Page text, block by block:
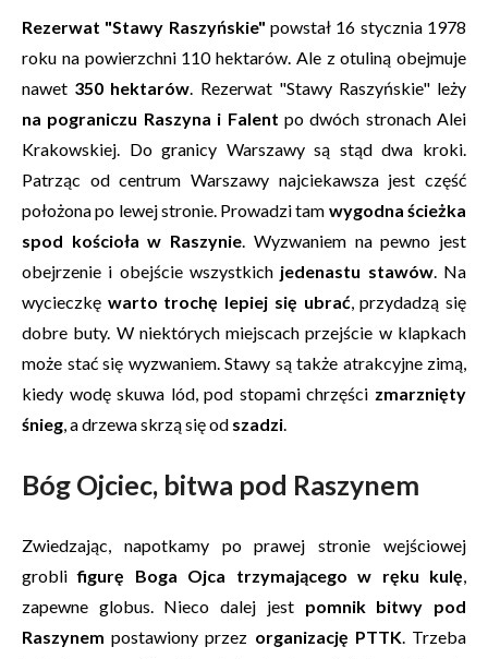
Rezerwat "Stawy Raszyńskie" powstał 16 stycznia 1978
roku na powierzchni 110 hektarów. Ale z otuliną obejmuje
nawet 350 hektarów. Rezerwat "Stawy Raszyńskie" leży
na pograniczu Raszyna i Falent po dwóch stronach Alei
Krakowskiej. Do granicy Warszawy są stąd dwa kroki.
Patrząc od centrum Warszawy najciekawsza jest część
położona po lewej stronie. Prowadzi tam wygodna ścieżka
spod kościoła w Raszynie. Wyzwaniem na pewno jest
obejrzenie i obejście wszystkich jedenastu stawów. Na
wycieczkę warto trochę lepiej się ubrać, przydadzą się
dobre buty. W niektórych miejscach przejście w klapkach
może stać się wyzwaniem. Stawy są także atrakcyjne zimą,
kiedy wodę skuwa lód, pod stopami chrzęści zmarznięty
śnieg, a drzewa skrzą się od szadzi.
Bóg Ojciec, bitwa pod Raszynem
Zwiedzając, napotkamy po prawej stronie wejściowej
grobli figurę Boga Ojca trzymającego w ręku kulę,
zapewne globus. Nieco dalej jestpomnik bitwy pod
Raszynem postawiony przez organizację PTTK. Trzeba